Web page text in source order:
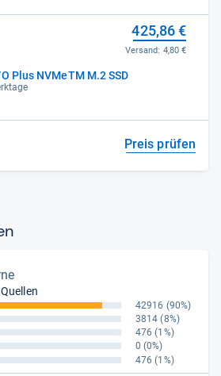
Plus NVMeTM M.2 SSD
425,86 €
Versand: 4,80 €
Preis prüfen
42916 (90%)
3814 (8%)
476 (1%)
0 (0%)
476 (1%)